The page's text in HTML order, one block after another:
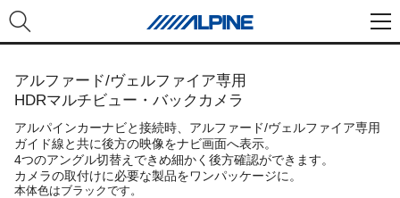
アルファード/ヴェルファイア専用
HDRマルチビュー・バックカメラ
アルパインカーナビと接続時、アルファード/ヴェルファイア専用
ガイド線と共に後方の映像をナビ画面へ表示。
4つのアングル切替えできめ細かく後方確認ができます。
カメラの取付けに必要な製品をワンパッケージに。
本体色はブラックです。